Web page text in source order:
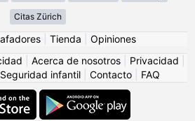
Citas Zürich
Tienda
Opiniones
Acerca de nosotros Privacidad
Seguridad infantil Contacto FAQ